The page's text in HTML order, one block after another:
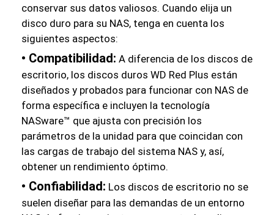
conservar sus datos valiosos. Cuando elija un
disco duro para su NAS, tenga en cuenta los
siguientes aspectos:
• Compatibilidad: A diferencia de los discos de
escritorio, los discos duros WD Red Plus están
diseñados y probados para funcionar con NAS de
forma específica e incluyen la tecnología
NASware™ que ajusta con precisión los
parámetros de la unidad para que coincidan con
las cargas de trabajo del sistema NAS y, así,
obtener un rendimiento óptimo.
• Confiabilidad: Los discos de escritorio no se
suelen diseñar para las demandas de un entorno